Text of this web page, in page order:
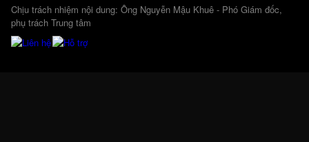
Chịu trách nhiệm nội dung: Ông Nguyễn Mậu Khuê - Phó Giám đốc,
phụ trách Trung tâm